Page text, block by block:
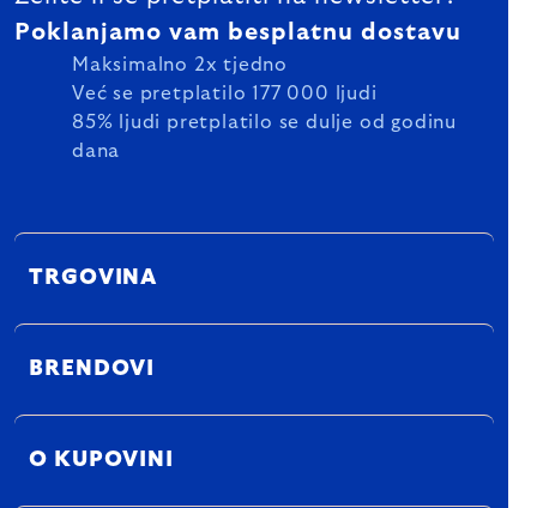
Poklanjamo vam besplatnu dostavu
Maksimalno 2x tjedno
Već se pretplatilo 177 000 ljudi
85% ljudi pretplatilo se dulje od godinu
dana
TRGOVINA
BRENDOVI
O KUPOVINI